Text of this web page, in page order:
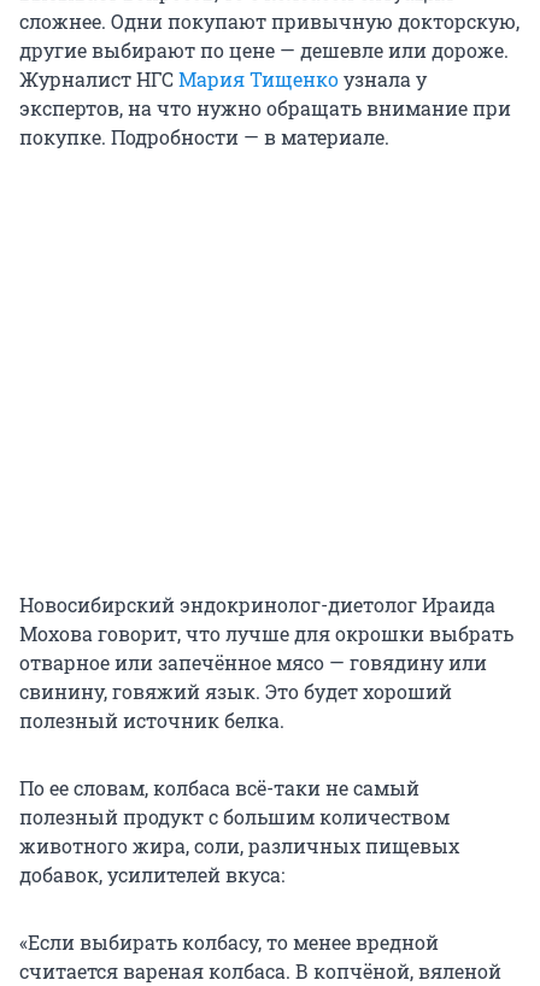
сложнее. Одни покупают привычную докторскую,
другие выбирают по цене — дешевле или дороже.
Журналист НГСМария Тищенкоузнала у
экспертов, на что нужно обращать внимание при
покупке. Подробности — в материале.
Новосибирский эндокринолог-диетолог Ираида
Мохова говорит, что лучше для окрошки выбрать
отварное или запечённое мясо — говядину или
свинину, говяжий язык. Это будет хороший
полезный источник белка.
По ее словам, колбаса всё-таки не самый
полезный продукт с большим количеством
животного жира, соли, различных пищевых
добавок, усилителей вкуса:
«Если выбирать колбасу, то менее вредной
считается вареная колбаса. В копчёной, вяленой